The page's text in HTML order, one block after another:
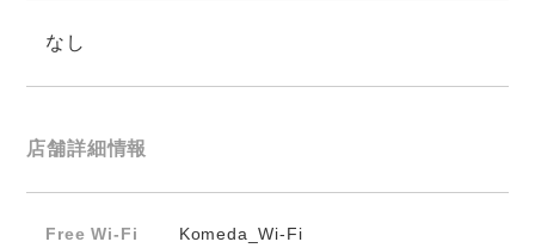
なし
店舗詳細情報
Free Wi-Fi Komeda_Wi-Fi